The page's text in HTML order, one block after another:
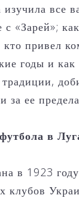
все
«Зарей»;
привел
годы и как
за ее
в
в 1923
клубов